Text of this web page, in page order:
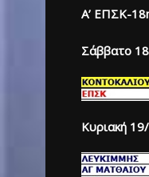
Α’ ΕΠΣΚ-
Σάββατο
Κυριακή